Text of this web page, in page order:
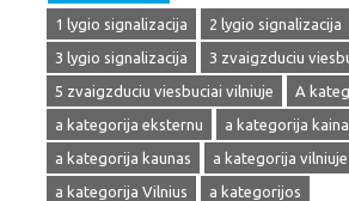
1 lygio signalizacija
2 lygio signalizacija
3 lygio signalizacija
3 zvaigzduciu
5 zvaigzduciu viesbuciai vilniuje
A
a kategorija eksternu
a kategorija kaina
a kategorija kaunas
a kategorija vilniuje
a kategorija Vilnius
a kategorijos